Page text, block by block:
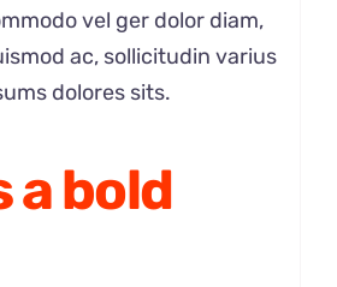
vel ger dolor diam,
ac, sollicitudin varius
dolores sits.
a bold